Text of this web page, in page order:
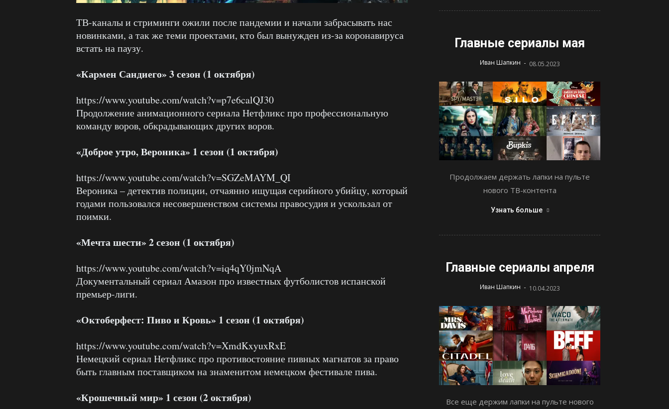
ТВ-каналы и стриминги ожили после пандемии и начали забрасывать нас
новинками, а так же теми проектами, кто был вынужден из-за коронавируса
встать на паузу.
«Кармен Сандиего» 3 сезон (1 октября)
https://www.youtube.com/watch?v=p7e6calQJ30
Продолжение анимационного сериала Нетфликс про профессиональную
команду воров, обкрадывающих других воров.
«Доброе утро, Вероника» 1 сезон (1 октября)
https://www.youtube.com/watch?v=SGZeMAYM_QI
Вероника – детектив полиции, отчаянно ищущая серийного убийцу, который
годами пользовался несовершенством системы правосудия и ускользал от
поимки.
«Мечта шести» 2 сезон (1 октября)
https://www.youtube.com/watch?v=iq4qY0jmNqA
Документальный сериал Амазон про известных футболистов испанской
премьер-лиги.
«Октоберфест: Пиво и Кровь» 1 сезон (1 октября)
https://www.youtube.com/watch?v=XmdKxyuxRxE
Немецкий сериал Нетфликс про противостояние пивных магнатов за право
быть главным поставщиком на знаменитом немецком фестивале пива.
«Крошечный мир» 1 сезон (2 октября)
Главные сериалы мая
Иван Шапкин - 08.05.2023
Продолжаем держать лапки на пульте
нового ТВ-контента
Узнать больше
Главные сериалы апреля
Иван Шапкин - 10.04.2023
Все еще держим лапки на пульте нового